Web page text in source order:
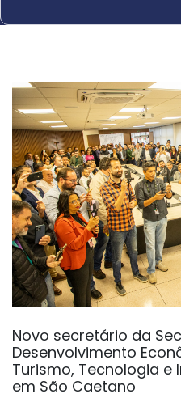
Novo secretário da
Desenvolvimento
Turismo, Tecnologia
em São Caetano